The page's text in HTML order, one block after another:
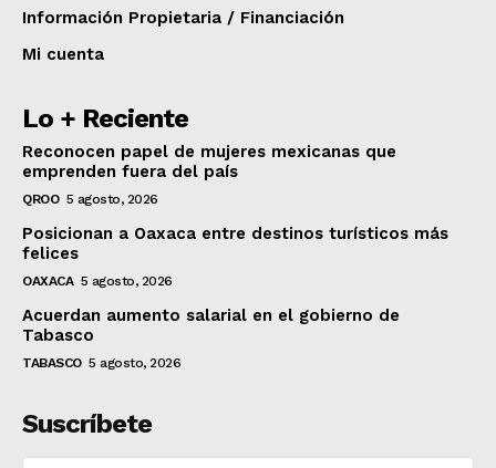
Información Propietaria / Financiación
Mi cuenta
Lo + Reciente
Reconocen papel de mujeres mexicanas que
emprenden fuera del país
QROO 5 agosto, 2026
Posicionan a Oaxaca entre destinos turísticos más
felices
OAXACA 5 agosto, 2026
Acuerdan aumento salarial en el gobierno de
Tabasco
TABASCO 5 agosto, 2026
Suscríbete